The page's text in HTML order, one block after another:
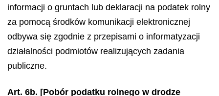
informacji o gruntach lub deklaracji na podatek rolny
za pomocą środków komunikacji elektronicznej
odbywa się zgodnie z przepisami o informatyzacji
działalności podmiotów realizujących zadania
publiczne.
Art. 6b. [Pobór podatku rolnego w drodze